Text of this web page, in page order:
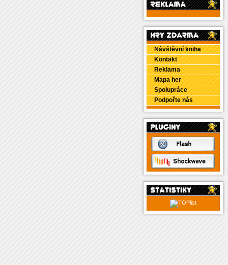
Návštěvní kniha
Kontakt
Reklama
Mapa her
Spolupráce
Podpořte nás